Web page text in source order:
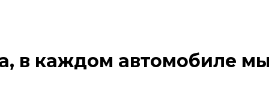
в каждом автомобиле